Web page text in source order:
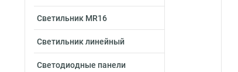
Светильник MR16
Светильник линейный
Светодиодные панели